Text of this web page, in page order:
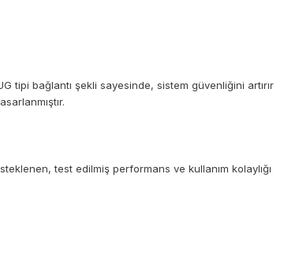
tipi bağlantı şekli sayesinde, sistem güvenliğini artırır
test edilmiş performans ve kullanım kolaylığı